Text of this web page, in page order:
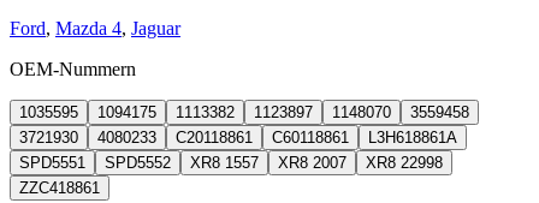
Ford, Mazda 4, Jaguar
OEM-Nummern
1035595 1094175 1113382 1123897 1148070
3559458
3721930
4080233 C20118861 C60118861
L3H618861A
SPD5551
SPD5552 XR8 1557 XR8 2007
XR8 22998
ZZC418861